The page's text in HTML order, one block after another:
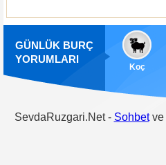
GÜNLÜK BURÇ
YORUMLARI
Koç
SevdaRuzgari.Net - Sohbetve